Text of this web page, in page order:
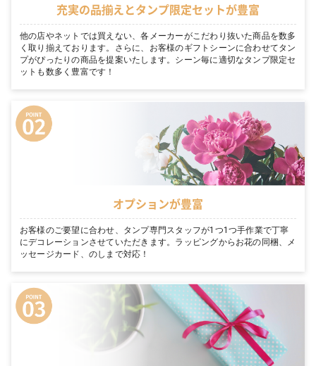
充実の品揃えとタンプ限定セットが豊富
他の店やネットでは買えない、各メーカーがこだわり抜いた商品を数多
く取り揃えております。さらに、お客様のギフトシーンに合わせてタン
プがぴったりの商品を提案いたします。シーン毎に適切なタンプ限定セ
ットも数多く豊富です！
オプションが豊富
お客様のご要望に合わせ、タンプ専門スタッフが1つ1つ手作業で丁寧
にデコレーションさせていただきます。ラッピングからお花の同梱、メ
ッセージカード、のしまで対応！